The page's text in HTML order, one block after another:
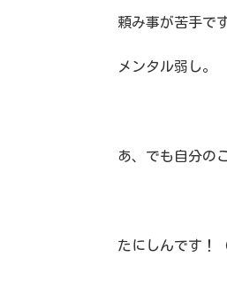
頼み事が苦手です
メンタル弱し。
あ、でも自分の
たにしんです！